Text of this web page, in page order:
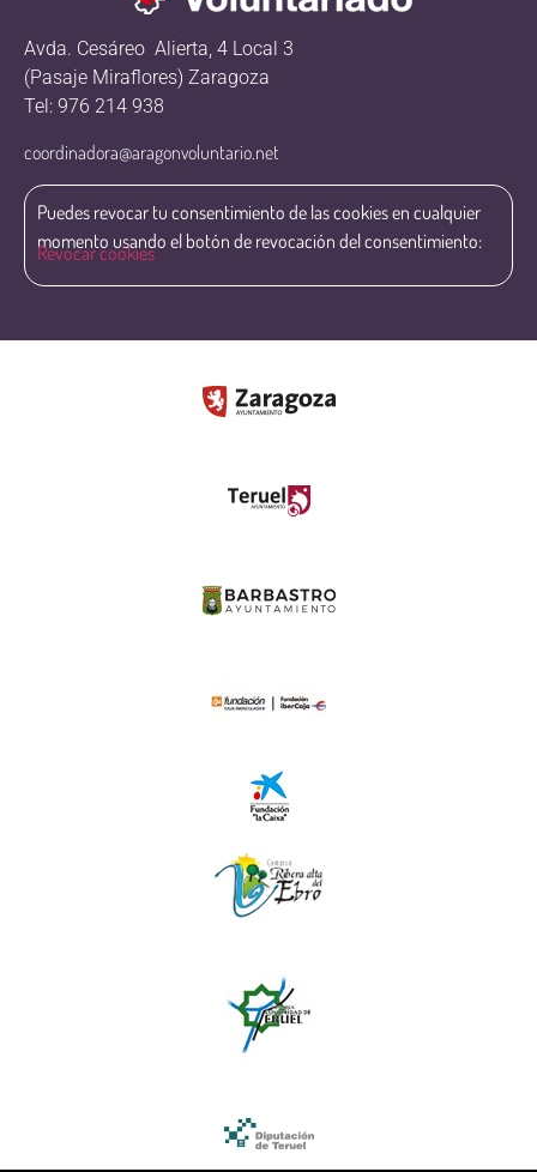
Avda. Cesáreo Alierta, 4 Local 3
(Pasaje Miraflores) Zaragoza
Tel: 976 214 938
coordinadora@aragonvoluntario.net
Puedes revocar tu consentimiento de las cookies en cualquier
momento usando el botón de revocación del consentimiento:
Revocar cookies